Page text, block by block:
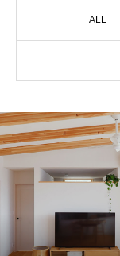
RECRUIT
CONTACT
COMPANY WORKS
ALL